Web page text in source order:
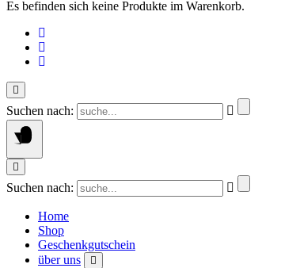
Es befinden sich keine Produkte im Warenkorb.
Suchen nach:
Suchen nach:
Home
Shop
Geschenkgutschein
über uns